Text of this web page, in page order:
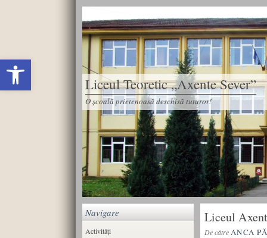
Deschide bara de unelte
Liceul Teoretic „Axente Sever”
O școală prietenoasă deschisă tuturor!
Liceul
De cătreANCA
Navigare
Activități